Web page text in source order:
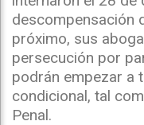
descompensación
próximo, sus
persecución por
podrán empezar a
condicional, tal
Penal.